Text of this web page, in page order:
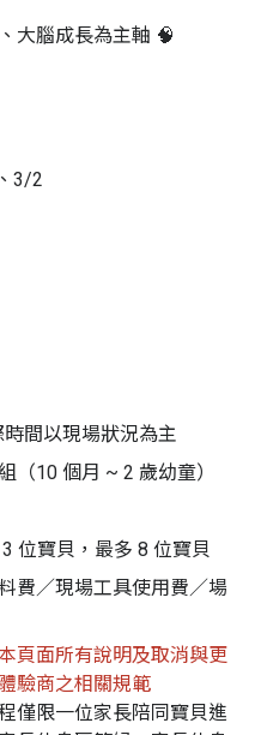
大腦成長為主軸 🧠
3/2
體驗！
時間以現場狀況為主
（10 個月 ~ 2 歲幼童）
位寶貝，最多 8 位寶貝
費／現場工具使用費／場
頁面所有說明及取消與更
驗商之相關規範
僅限一位家長陪同寶貝進